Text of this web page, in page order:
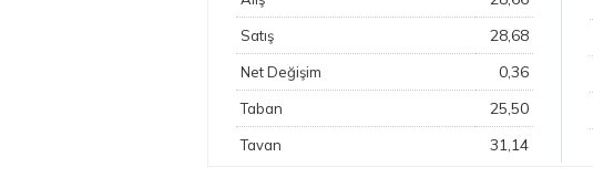
Satış 28,68
Net Değişim 0,36
Taban 25,50
Tavan 31,14